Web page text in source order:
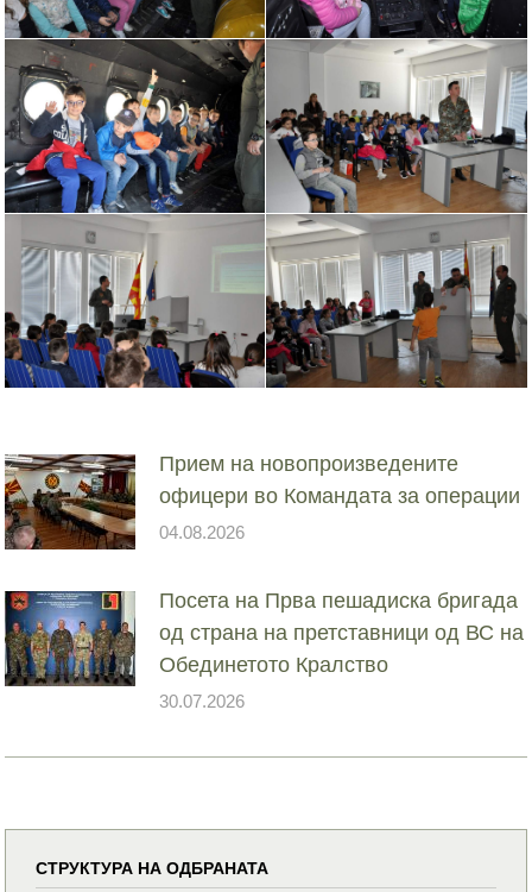
Прием на новопроизведените
офицери во Командата за операции
04.08.2026
Посета на Прва пешадиска бригада
од страна на претставници од ВС на
Обединетото Кралство
30.07.2026
СТРУКТУРА НА ОДБРАНАТА